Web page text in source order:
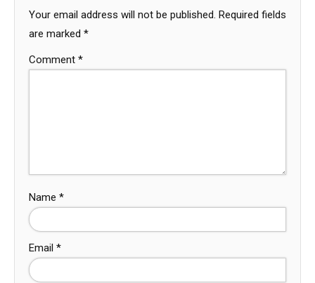
Your email address will not be published. Required fields
are marked *
Comment *
Name *
Email *